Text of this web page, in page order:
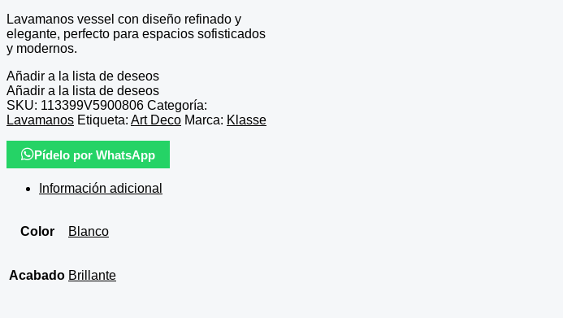
Lavamanos vessel con diseño refinado y
elegante, perfecto para espacios sofisticados
y modernos.
Añadir a la lista de deseos
Añadir a la lista de deseos
SKU: 113399V5900806 Categoría:
Lavamanos Etiqueta: Art Deco Marca: Klasse
Pídelo por WhatsApp
Información adicional
Color Blanco
Acabado Brillante